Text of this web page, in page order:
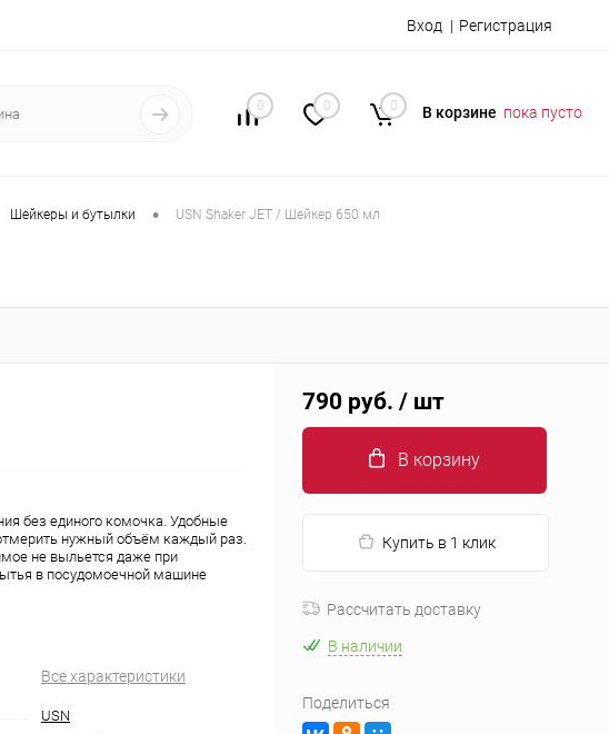
Вход Регистрация
0 0 0 В корзине пока пусто
Шейкеры и бутылки • USN Shaker JET / Шейкер 650 мл
без единого комочка. Удобные
нужный объём каждый раз.
не выльется даже при
в посудомоечной машине
Все характеристики
USN
790 руб. / шт
В корзину
Купить в 1 клик
Рассчитать доставку
В наличии
Поделиться